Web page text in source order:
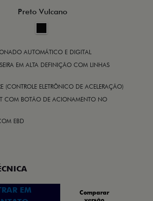
Preto Vulcano
AUTOMÁTICO E DIGITAL
EM ALTA DEFINIÇÃO COM LINHAS
(CONTROLE ELETRÔNICO DE ACELERAÇÃO)
COM BOTÃO DE ACIONAMENTO NO
EBD
EM
Comparar